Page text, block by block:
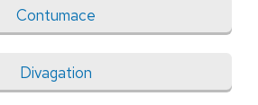
Contumace
Divagation